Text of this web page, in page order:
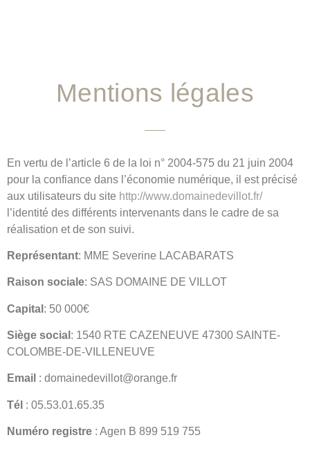
Mentions légales
En vertu de l’article 6 de la loi n° 2004-575 du 21 juin 2004
pour la confiance dans l’économie numérique, il est précisé
aux utilisateurs du site http://www.domainedevillot.fr/
l’identité des différents intervenants dans le cadre de sa
réalisation et de son suivi.
Représentant: MME Severine LACABARATS
Raison sociale: SAS DOMAINE DE VILLOT
Capital : 50 000€
Siège social : 1540 RTE CAZENEUVE 47300 SAINTE-
COLOMBE-DE-VILLENEUVE
Email : domainedevillot@orange.fr
Tél : 05.53.01.65.35
Numéro registre : Agen B 899 519 755